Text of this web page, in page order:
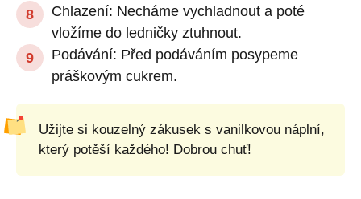
Chlazení: Necháme vychladnout a poté
vložíme do ledničky ztuhnout.
Podávání: Před podáváním posypeme
práškovým cukrem.
Užijte si kouzelný zákusek s vanilkovou náplní,
který potěší každého! Dobrou chuť!